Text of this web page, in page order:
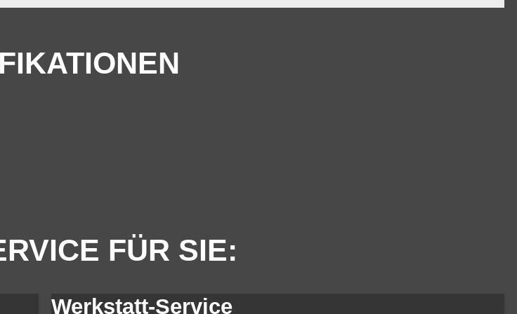
FÜR SIE:
Werkstatt-Service